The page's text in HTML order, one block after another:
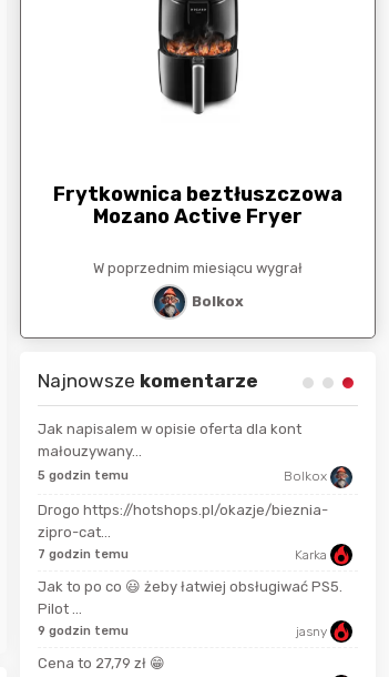
Frytkownica beztłuszczowa
Mozano Active Fryer
W poprzednim miesiącu wygrał
Bolkox
Najnowsze komentarze
Jak napisalem w opisie oferta dla kont
małouzywany...
5 godzin temu Bolkox
Drogo https://hotshops.pl/okazje/bieznia-
zipro-cat...
7 godzin temu Karka
Jak to po co 😃 żeby łatwiej obsługiwać PS5.
Pilot ...
9 godzin temu jasny
Cena to 27,79 zł 😁